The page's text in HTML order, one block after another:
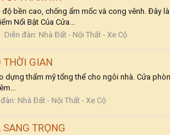
bền cao, chống ẩm mốc và cong vênh. Đây
Nổi Bật Của Cửa...
Diễn đàn: Nhà Đất - Nội Thất - Xe Cộ
THỜI GIAN
thẩm mỹ tổng thể cho ngôi nhà. Cửa
Nhà Đất - Nội Thất - Xe Cộ
TRỌNG